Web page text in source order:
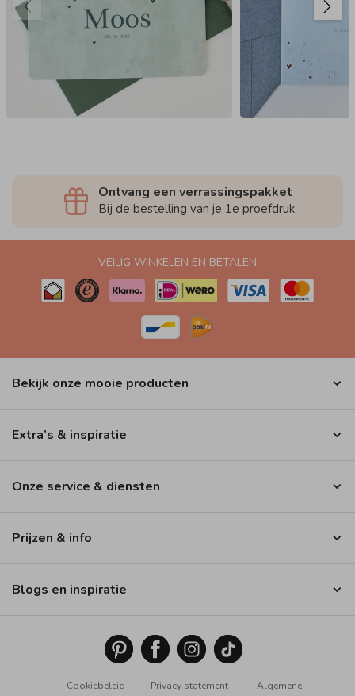
Ontvang een verrassingspakket
Bij de bestelling van je 1e proefdruk
VEILIG WINKELEN EN BETALEN
Bekijk onze mooie producten
Extra’s & inspiratie
Onze service & diensten
Prijzen & info
Blogs en inspiratie
Cookiebeleid Privacy statement Algemene